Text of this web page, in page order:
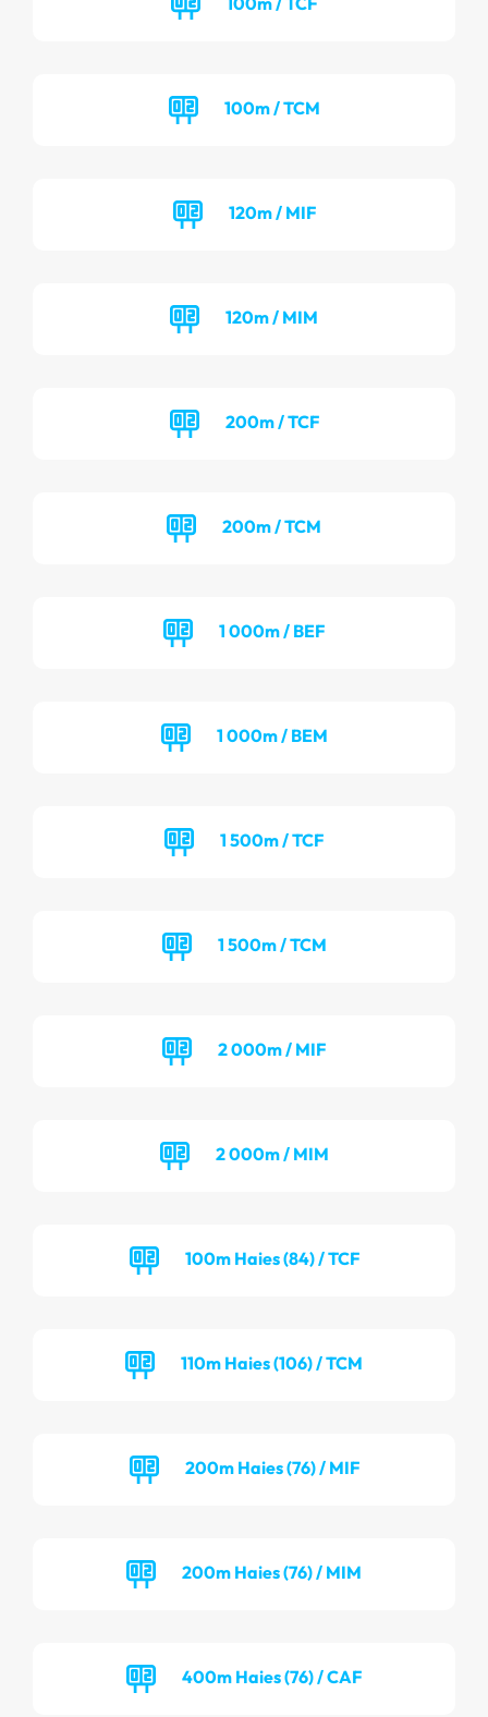
100m / TCM
120m / MIF
120m / MIM
200m / TCF
200m / TCM
1 000m / BEF
1 000m / BEM
1 500m / TCF
1 500m / TCM
2 000m / MIF
2 000m / MIM
100m Haies (84) / TCF
110m Haies (106) / TCM
200m Haies (76) / MIF
200m Haies (76) / MIM
400m Haies (76) / CAF